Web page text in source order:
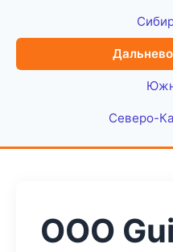
Северо-
ООО